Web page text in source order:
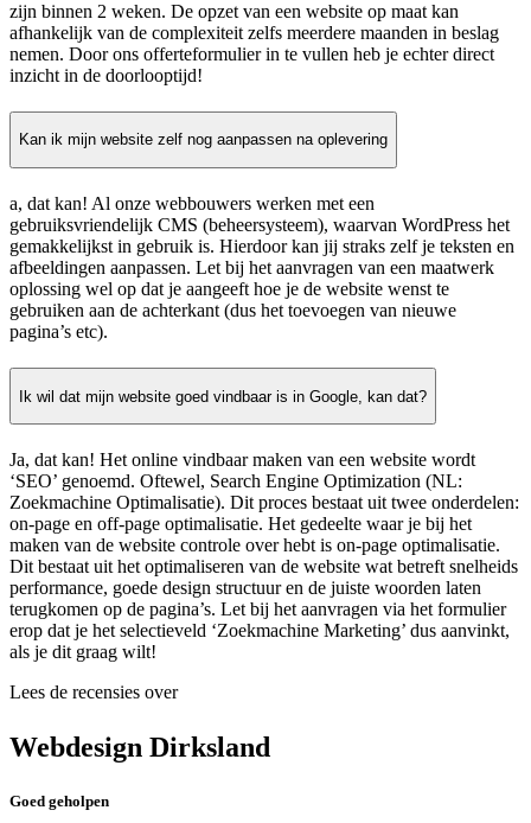
zijn binnen 2 weken. De opzet van een website op maat kan
afhankelijk van de complexiteit zelfs meerdere maanden in beslag
nemen. Door ons offerteformulier in te vullen heb je echter direct
inzicht in de doorlooptijd!
Kan ik mijn website zelf nog aanpassen na oplevering
a, dat kan! Al onze webbouwers werken met een
gebruiksvriendelijk CMS (beheersysteem), waarvan WordPress het
gemakkelijkst in gebruik is. Hierdoor kan jij straks zelf je teksten en
afbeeldingen aanpassen. Let bij het aanvragen van een maatwerk
oplossing wel op dat je aangeeft hoe je de website wenst te
gebruiken aan de achterkant (dus het toevoegen van nieuwe
pagina’s etc).
Ik wil dat mijn website goed vindbaar is in Google, kan dat?
Ja, dat kan! Het online vindbaar maken van een website wordt
‘SEO’ genoemd. Oftewel, Search Engine Optimization (NL:
Zoekmachine Optimalisatie). Dit proces bestaat uit twee onderdelen:
on-page en off-page optimalisatie. Het gedeelte waar je bij het
maken van de website controle over hebt is on-page optimalisatie.
Dit bestaat uit het optimaliseren van de website wat betreft snelheids
performance, goede design structuur en de juiste woorden laten
terugkomen op de pagina’s. Let bij het aanvragen via het formulier
erop dat je het selectieveld ‘Zoekmachine Marketing’ dus aanvinkt,
als je dit graag wilt!
Lees de recensies over
Webdesign Dirksland
Goed geholpen